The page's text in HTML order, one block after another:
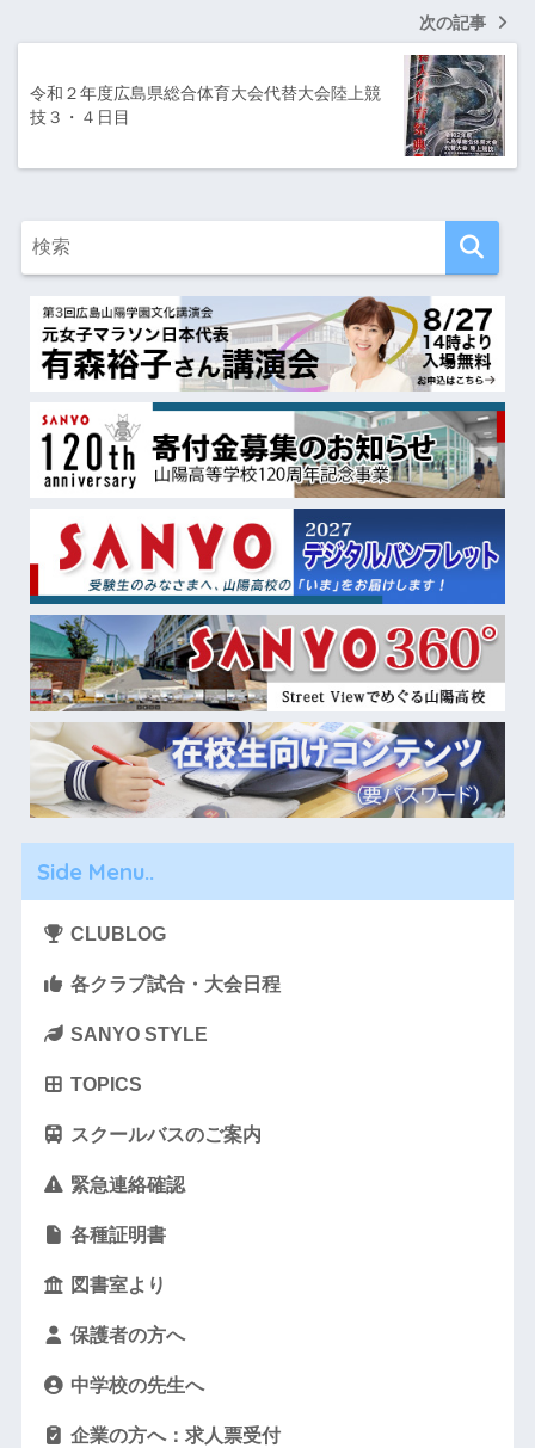
次の記事
令和２年度広島県総合体育大会代替大会陸上競
技３・４日目
Side Menu..
CLUBLOG
各クラブ試合・大会日程
SANYO STYLE
TOPICS
スクールバスのご案内
緊急連絡確認
各種証明書
図書室より
保護者の方へ
中学校の先生へ
企業の方へ：求人票受付